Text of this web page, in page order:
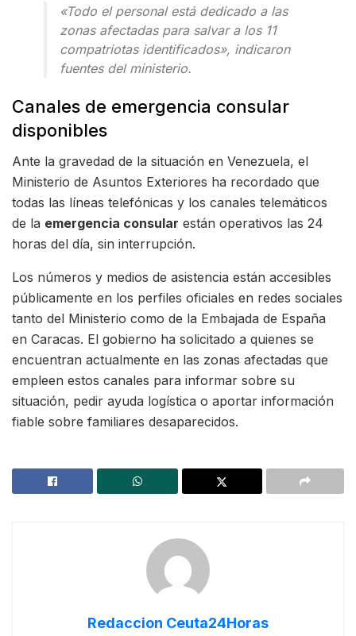
«Todo el personal está dedicado a las
zonas afectadas para salvar a los 11
compatriotas identificados», indicaron
fuentes del ministerio.
Canales de emergencia consular
disponibles
Ante la gravedad de la situación en Venezuela, el
Ministerio de Asuntos Exteriores ha recordado que
todas las líneas telefónicas y los canales telemáticos
de la emergencia consular están operativos las 24
horas del día, sin interrupción.
Los números y medios de asistencia están accesibles
públicamente en los perfiles oficiales en redes sociales
tanto del Ministerio como de la Embajada de España
en Caracas. El gobierno ha solicitado a quienes se
encuentran actualmente en las zonas afectadas que
empleen estos canales para informar sobre su
situación, pedir ayuda logística o aportar información
fiable sobre familiares desaparecidos.
Redaccion Ceuta24Horas